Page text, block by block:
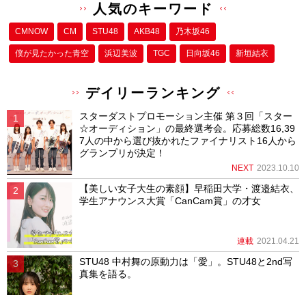
人気のキーワード
CMNOW CM STU48 AKB48 乃木坂46
僕が⾒たかった⻘空 浜辺美波 TGC 日向坂46 新垣結衣
デイリーランキング
スターダストプロモーション主催 第３回「スター
☆オーディション」の最終選考会。応募総数16,39
7人の中から選び抜かれたファイナリスト16人から
グランプリが決定！
NEXT 2023.10.10
【美しい女子大生の素顔】早稲田大学・渡邉結衣、
学生アナウンス大賞「CanCam賞」の才女
連載 2021.04.21
STU48 中村舞の原動力は「愛」。STU48と2nd写
真集を語る。